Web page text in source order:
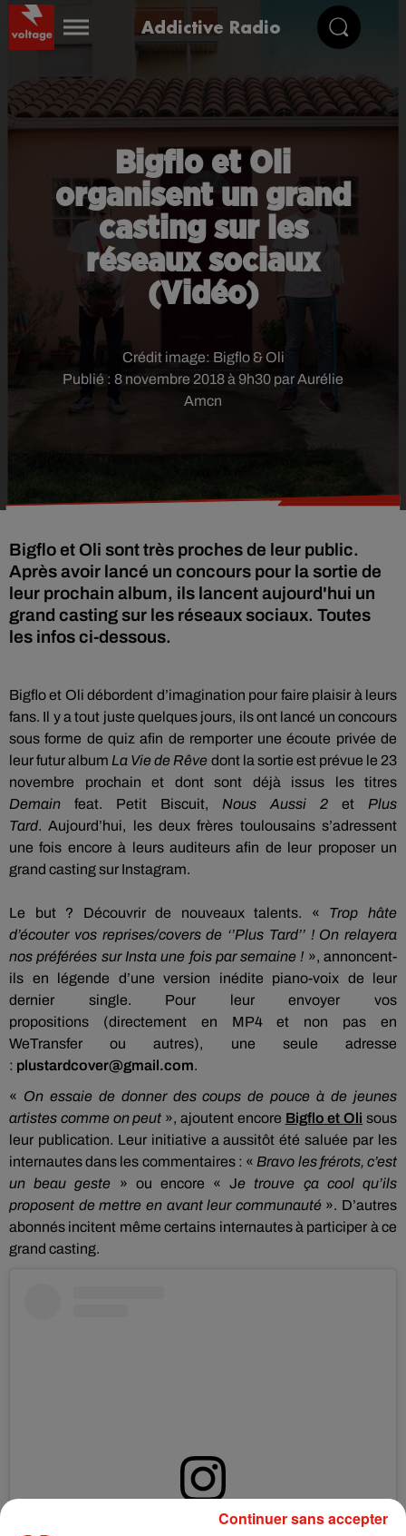
Addictive Radio
Bigflo et Oli
organisent un grand
casting sur les
réseaux sociaux
(Vidéo)
Publié : 8 novembre 2018 à 9h30 par Aurélie
Amcn
Crédit image: Bigflo & Oli
Bigflo et Oli sont très proches de leur public.
Après avoir lancé un concours pour la sortie de
leur prochain album, ils lancent aujourd'hui un
grand casting sur les réseaux sociaux. Toutes
les infos ci-dessous.
Bigflo et Oli débordent d’imagination pour faire plaisir à leurs
fans. Il y a tout juste quelques jours, ils ont lancé un concours
sous forme de quiz afin de remporter une écoute privée de
leur futur album La Vie de Rêve dont la sortie est prévue le 23
novembre prochain et dont sont déjà issus les titres
Demain
feat. Petit Biscuit, Nous Aussi 2 et Plus
Tard. Aujourd’hui, les deux frères toulousains s’adressent
une fois encore à leurs auditeurs afin de leur proposer un
grand casting sur Instagram.
Le but ? Découvrir de nouveaux talents. « Trop hâte
d’écouter vos reprises/covers de ‘’Plus Tard’’ !On relayera
nos préférées sur Instaune fois par semaine ! », annoncent-
ils en légende d’une version inédite piano-voix de leur
dernier single.
Pour leur envoyer vos
propositions
(directement en MP4
et non pas en
WeTransfer ou autres), une seule adresse
: plustardcover@gmail.com.
« On essaie de donner des coups de pouce à de jeunes
artistes comme on peut », ajoutent encore Bigflo etOli sous
leur publication. Leur initiative a aussitôt été saluée par les
internautes dans les commentaires : « Bravo les frérots, c’est
un beau geste » ou encore « Je trouve ça cool qu’ils
proposent de mettre en avant leur communauté». D’autres
abonnés incitent même certains internautes à participer à ce
grand casting.
Voir cette publication sur InstagramContinuer sans accepter